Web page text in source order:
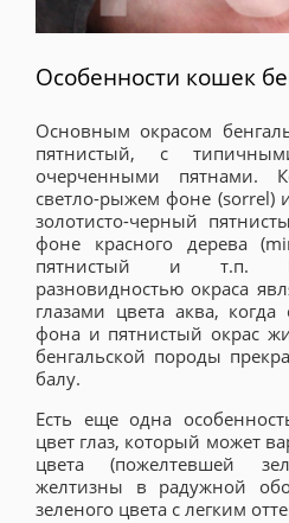
Особенности кошек
Основным окрасом
пятнистый, с
очерченными пятнами.
светло-рыжем фоне (sorrel)
золотисто-черный
фоне красного дерева
пятнистый и т.п.
разновидностью окраса
глазами цвета аква, когда
фона и пятнистый окрас
бенгальской породы
балу.
Есть еще одна
цвет глаз, который может
цвета (пожелтевшей
желтизны в радужной
зеленого цвета с легким